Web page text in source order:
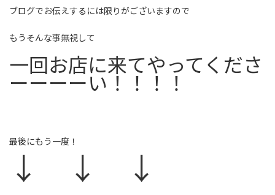
ブログでお伝えするには限りがございますので
もうそんな事無視して
一回お店に来てやってくださ
ーーーーい！！！！
最後にもう一度！
↓ ↓ ↓